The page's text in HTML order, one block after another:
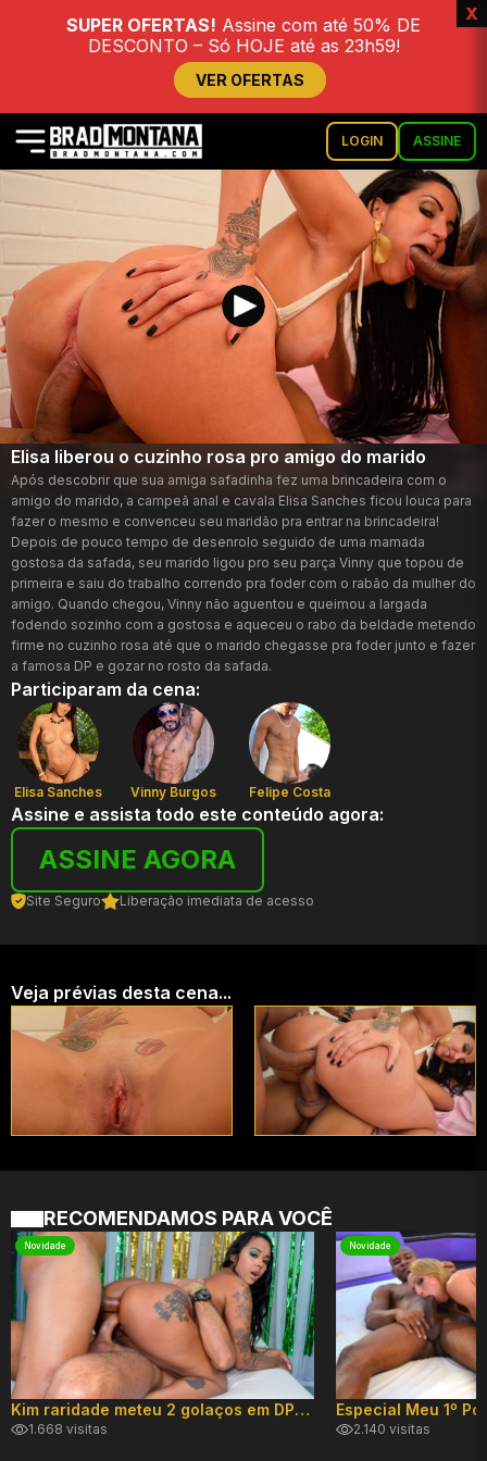
SUPER OFERTAS! Assine com até 50% DE
DESCONTO – Só HOJE até as 23h59!
VER OFERTAS
x
LOGIN ASSINE
Elisa liberou o cuzinho rosa pro amigo do marido
Após descobrir que sua amiga safadinha fez uma brincadeira com o
amigo do marido, a campeã anal e cavala Elisa Sanches ficou louca para
fazer o mesmo e convenceu seu maridão pra entrar na brincadeira!
Depois de pouco tempo de desenrolo seguido de uma mamada
gostosa da safada, seu marido ligou pro seu parça Vinny que topou de
primeira e saiu do trabalho correndo pra foder com o rabão da mulher do
amigo. Quando chegou, Vinny não aguentou e queimou a largada
fodendo sozinho com a gostosa e aqueceu o rabo da beldade metendo
firme no cuzinho rosa até que o marido chegasse pra foder junto e fazer
a famosa DP e gozar no rosto da safada.
Participaram da cena:
Elisa Sanches Vinny Burgos Felipe Costa
Assine e assista todo este conteúdo agora:
ASSINE AGORA
Site Seguro Liberação imediata de acesso
Veja prévias desta cena...
RECOMENDAMOS PARA VOCÊ
Novidade
Kim raridade meteu 2 golaços em DP hard!
1.668 visitas
Novidade
2.140 visitas